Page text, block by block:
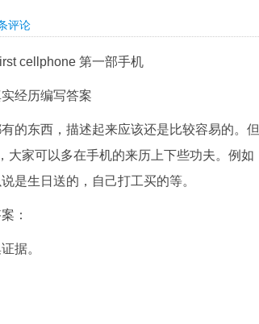
评论
cellphone 第一部手机
经历编写答案
的东西，描述起来应该还是比较容易的。但
大家可以多在手机的来历上下些功夫。例如
是生日送的，自己打工买的等。
：
据。